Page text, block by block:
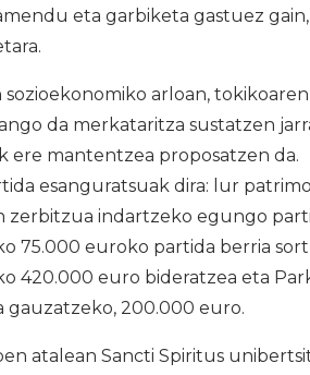
eta garbiketa gastuez
sozioekonomiko arloan,
da merkataritza sustatzen
ere mantentzea proposatzen da.
esanguratsuak dira: lur
zerbitzua indartzeko egungo
75.000 euroko partida berria
420.000 euro bideratzea eta
gauzatzeko, 200.000 euro.
atalean Sancti Spiritus